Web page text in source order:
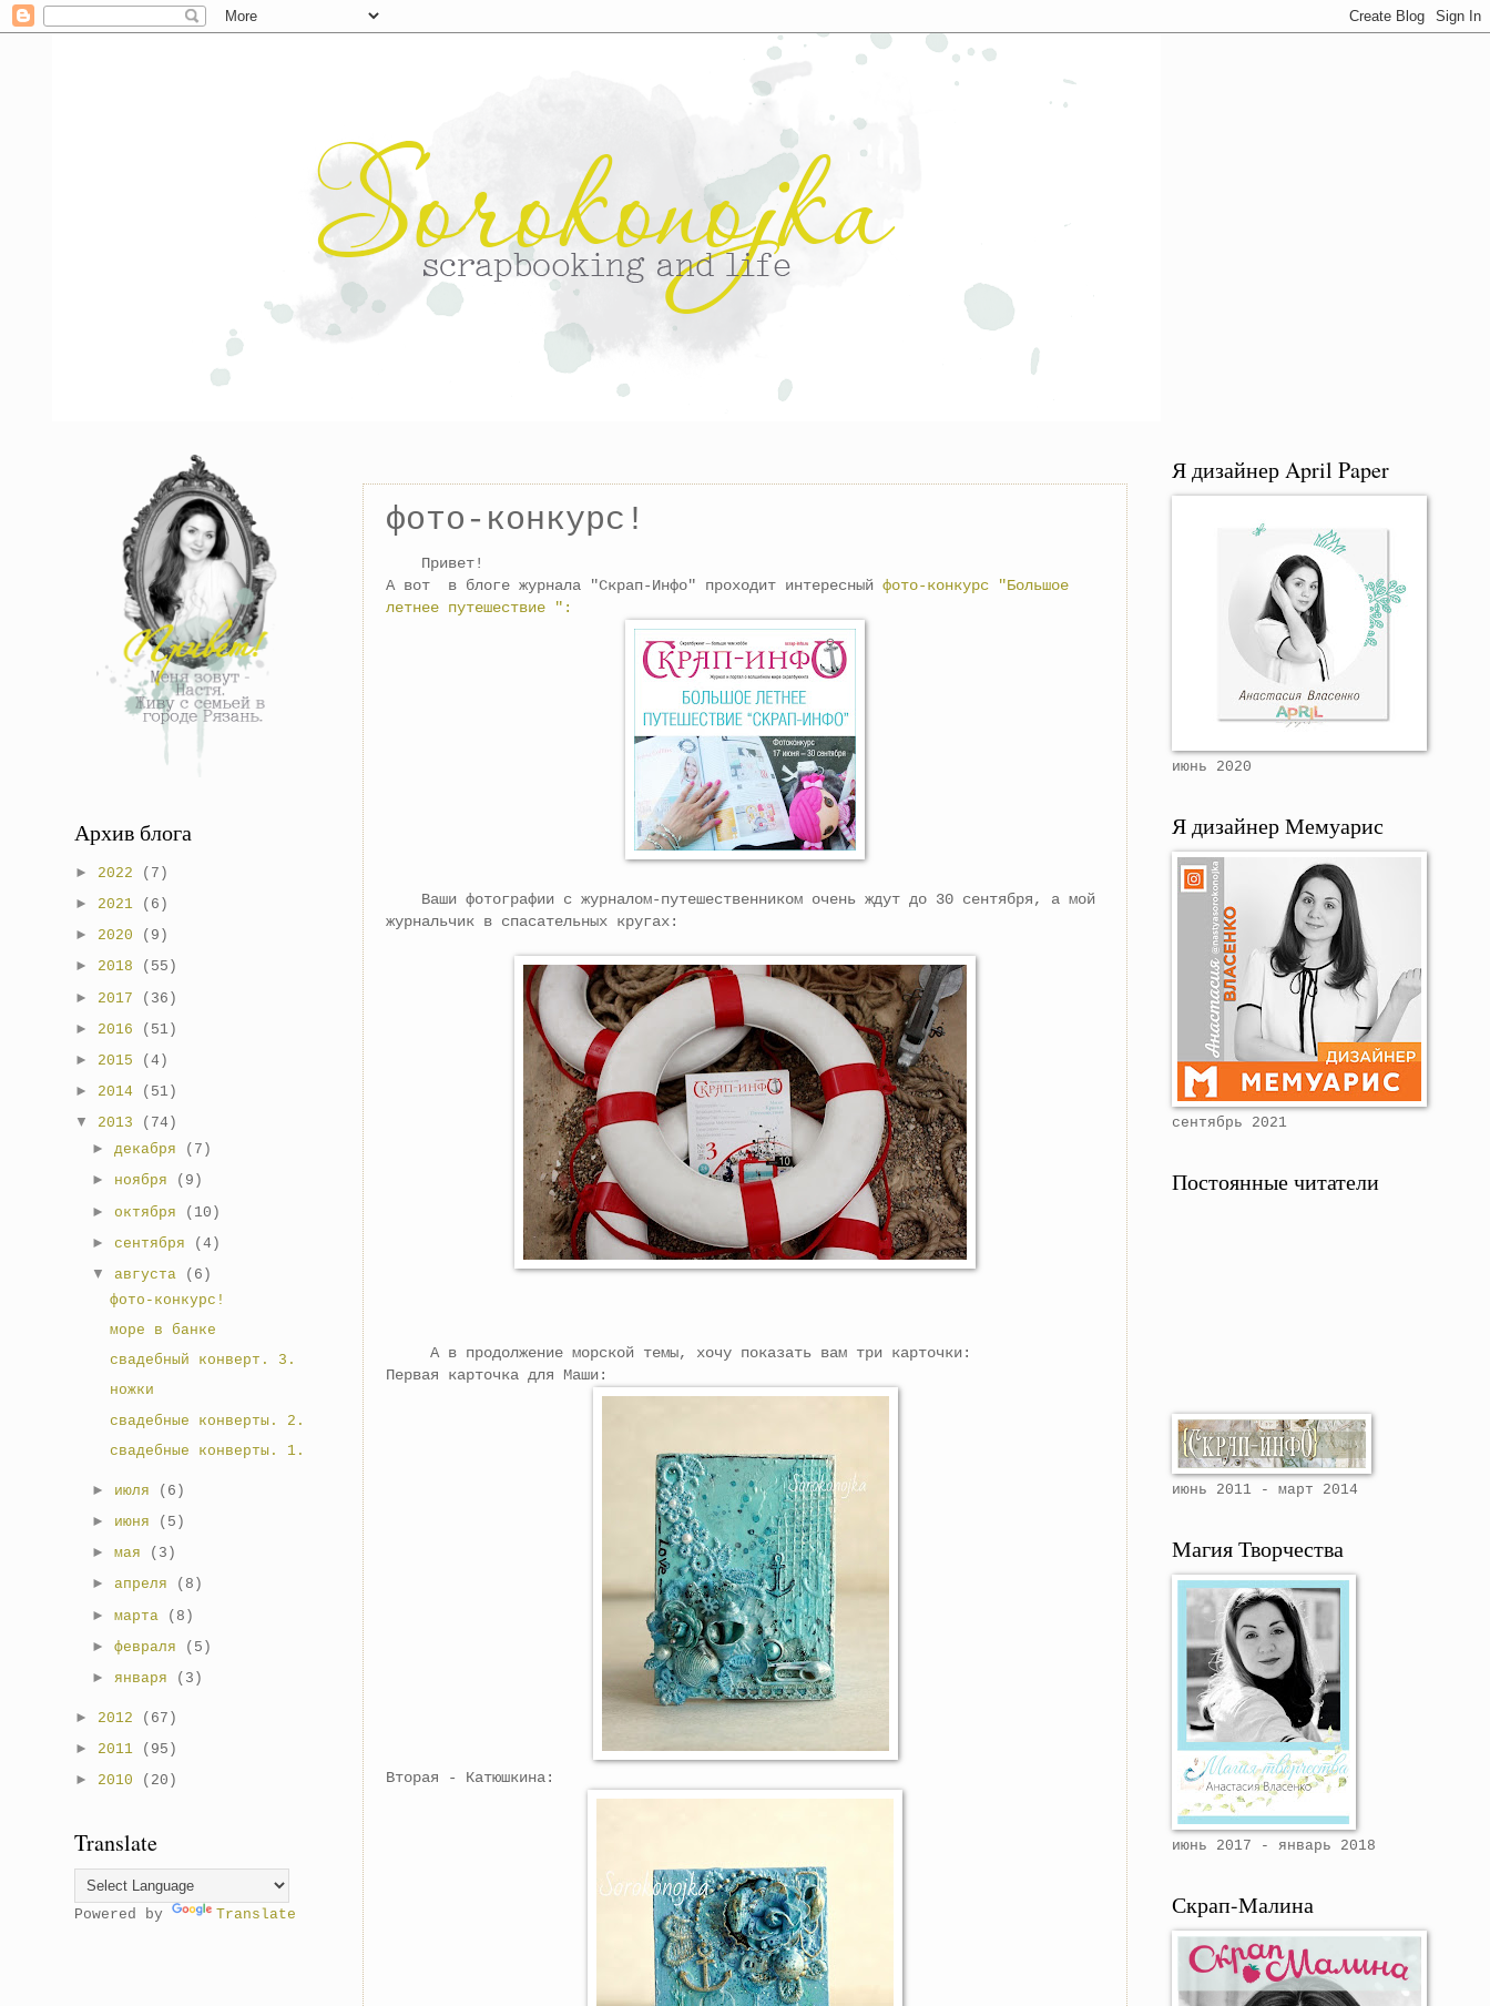
фото-конкурс!
Привет!
А вот в блоге журнала "Скрап-Инфо" проходит интересный фото-конкурс "Большое
летнее путешествие ":
Ваши фотографии с журналом-путешественником очень ждут до 30 сентября, а мой
журнальчик в спасательных кругах:
А в продолжение морской темы, хочу показать вам три карточки:
Первая карточка для Маши:
Вторая - Катюшкина:
Архив блога
► 2022
(7)
► 2021
(6)
► 2020
(9)
► 2018
(55)
► 2017
(36)
► 2016
(51)
► 2015
(4)
► 2014
(51)
▼ 2013
(74)
►декабря
(7)
► ноября
(9)
►октября
(10)
►сентября
(4)
▼августа
(6)
фото-конкурс!
море в банке
свадебный конверт. 3.
ножки
свадебные конверты. 2.
свадебные конверты. 1.
► июля
(6)
► июня
(5)
►мая
(3)
►апреля
(8)
►марта
(8)
►февраля
(5)
►января (3)
► 2012
(67)
► 2011
(95)
► 2010 (20)
Translate
Powered by Translate
Я дизайнер April Paper
июнь 2020
Я дизайнер Мемуарис
сентябрь 2021
Постоянные читатели
июнь 2011 - март 2014
Магия Творчества
июнь 2017 - январь 2018
Скрап-Малина